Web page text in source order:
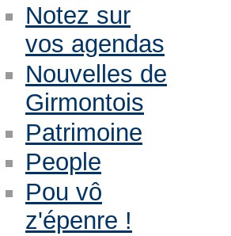
Notez sur
vos agendas
Nouvelles de
Girmontois
Patrimoine
People
Pou vô
z'épenre !